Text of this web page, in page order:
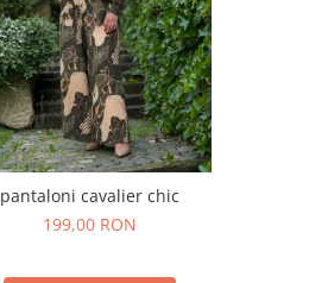
pantaloni cavalier chic
199,00 RON